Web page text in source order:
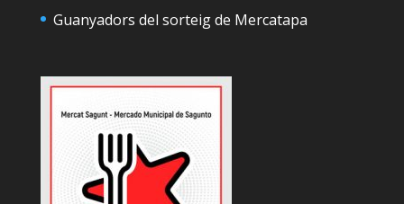
Guanyadors del sorteig de Mercatapa